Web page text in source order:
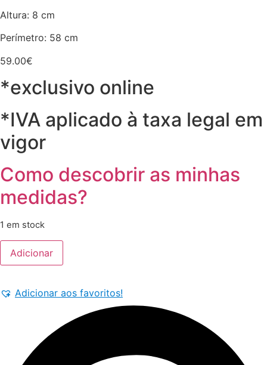
Altura: 8 cm
Perímetro: 58 cm
59.00€
*exclusivo online
*IVA aplicado à taxa legal em
vigor
Como descobrir as minhas
medidas?
1 em stock
Quantidade
de
Chapéu
Adicionar
Adicionar aos favoritos!